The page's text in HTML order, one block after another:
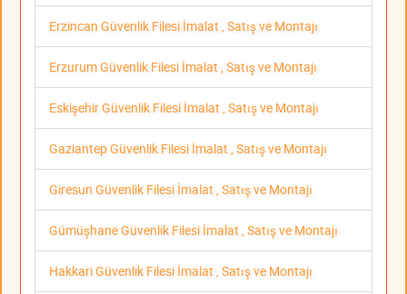
Erzincan Güvenlik Filesi İmalat , Satış ve Montajı
Erzurum Güvenlik Filesi İmalat , Satış ve Montajı
Eskişehir Güvenlik Filesi İmalat , Satış ve Montajı
Gaziantep Güvenlik Filesi İmalat , Satış ve Montajı
Giresun Güvenlik Filesi İmalat , Satış ve Montajı
Gümüşhane Güvenlik Filesi İmalat , Satış ve Montajı
Hakkari Güvenlik Filesi İmalat , Satış ve Montajı